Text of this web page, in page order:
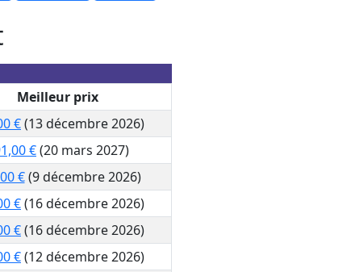
Meilleur prix
€(13 décembre 2026)
€(20 mars 2027)
€(9 décembre 2026)
€(16 décembre 2026)
€(16 décembre 2026)
€(12 décembre 2026)